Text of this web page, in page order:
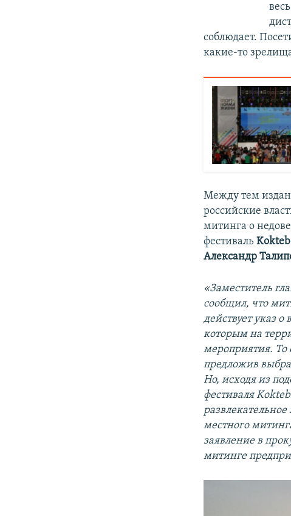
соблюдает.
какие-то
Между тем
российские
митинга о
фестиваль
Александр
«Заместитель
сообщил, что
действует указ
которым на
мероприятия. То
предложив
Но, исходя из
фестиваля
местного
заявление в
митинге